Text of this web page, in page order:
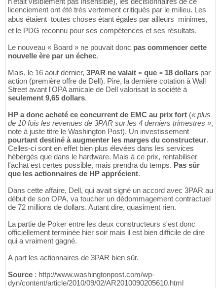
licenciement ont été très vertement critiqués par le milieu. Les
abus étaient  toutes choses étant égales par ailleurs  minimes,
et le PDG reconnu pour ses compétences et ses résultats.
Le nouveau « Board » ne pouvait donc pas commencer cette
nouvelle ère par un échec.
Mais, le 16 aout dernier, 3PAR ne valait « que » 18 dollars par
action (première offre de Dell). Pire, la dernière cotation à Wall
Street avant l'OPA amicale de Dell valorisait la société à
seulement 9,65 dollars.
HP a donc acheté ce concurrent de EMC au prix fort (« plus
de 10 fois les revenues de 3PAR sur les 4 derniers trimestres »,
note à juste titre le Washington Post). Un investissement
pourtant destiné à augmenter les marges du constructeur.
Celles-ci sont en effet bien plus élevées dans les services
hébergés que dans le hardware. Mais à ce prix, rentabiliser
l'achat est certes possible, mais prendra du temps. Pas sûr
que les actionnaires de HP apprécient.
Dans cette affaire, Dell, qui avait signé un accord avec 3PAR au
début de son OPA, va toucher un dédommagement contractuel
de 72 millions de dollars. Autant dire, quasiment rien.
La partie de Poker entre les deux constructeurs s'est donc
officiellement terminée hier soir mais il est bien difficile de dire
qui a vraiment gagné.
A part les actionnaires de 3PAR bien sûr.
Source : http://www.washingtonpost.com/wp-
dyn/content/article/2010/09/02/AR2010090205610.html